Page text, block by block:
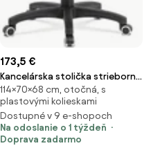
173,5 €
Kancelárska stolička strieborná
KA-G303 SIL2
114×70×68 cm, otočná, s
plastovými kolieskami
Dostupné v 9 e-shopoch
Na odoslanie o 1 týždeň
Doprava zadarmo